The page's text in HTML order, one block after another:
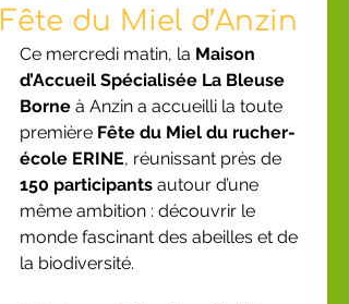
Fête du Miel d’Anzin
Ce mercredi matin, la Maison
d’Accueil Spécialisée La Bleuse
Borne à Anzin a accueilli la toute
première Fête du Miel du rucher-
école ERINE, réunissant près de
150 participants autour d’une
même ambition : découvrir le
monde fascinant des abeilles et de
la biodiversité.